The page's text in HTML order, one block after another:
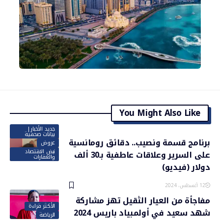
You Might Also Like
جديد الأخبار|
بيانات صحفية
عروض
نبض الاقتصاد
والعقارات
برنامج قسمة ونصيب.. دقائق رومانسية
على السرير وعلاقات عاطفية بـ30 ألف
دولار (فيديو)
12 أغسطس، 2024
الأكثر قراءة
الرياضة
مفاجأة من العيار الثقيل تهز مشاركة
شهد سعيد في أولمبياد باريس 2024